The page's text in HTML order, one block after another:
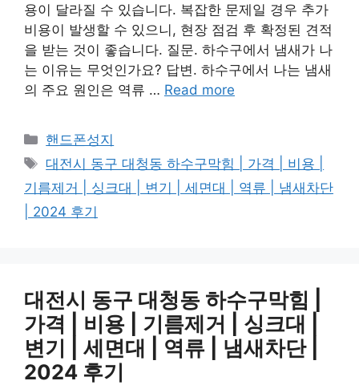
용이 달라질 수 있습니다. 복잡한 문제일 경우 추가
비용이 발생할 수 있으니, 현장 점검 후 확정된 견적
을 받는 것이 좋습니다. 질문. 하수구에서 냄새가 나
는 이유는 무엇인가요? 답변. 하수구에서 나는 냄새
의 주요 원인은 역류 … Read more
카
테
고
리
핸드폰성지
태
그
대전시 동구 대청동 하수구막힘 | 가격 | 비용 |
기름제거 | 싱크대 | 변기 | 세면대 | 역류 | 냄새차단
| 2024 후기
대전시 동구 대청동 하수구막힘 |
가격 | 비용 | 기름제거 | 싱크대 |
변기 | 세면대 | 역류 | 냄새차단 |
2024 후기